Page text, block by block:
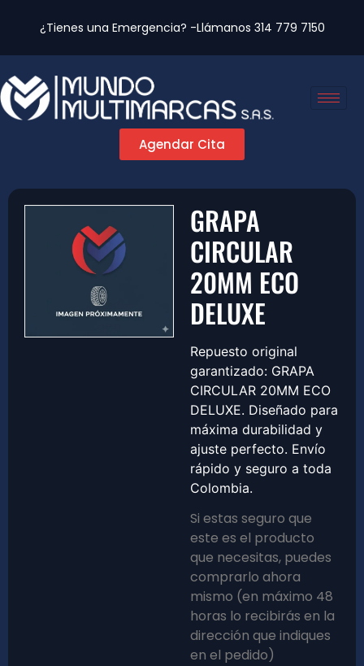
¿Tienes una Emergencia? -Llámanos 314 779 7150
Agendar Cita
GRAPA
CIRCULAR
20MM ECO
DELUXE
Repuesto original
garantizado: GRAPA
CIRCULAR 20MM ECO
DELUXE. Diseñado para
máxima durabilidad y
ajuste perfecto. Envío
rápido y seguro a toda
Colombia.
Si estas seguro que
este es el producto
que necesitas, puedes
comprarlo ahora
mismo (en máximo 48
horas lo recibirás en la
dirección que indiques
en el pedido)